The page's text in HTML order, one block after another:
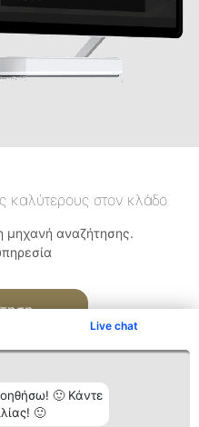
Live chat
🙂 Κάντε
🙂
καλύτερους στον κλάδο
μηχανή αναζήτησης.